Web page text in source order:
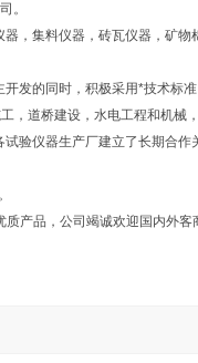
。
，集料仪器，砖瓦仪器，矿物
发的同时，积极采用*技术标
，道桥建设，水电工程和机械
验仪器生产厂建立了长期合作
产品，公司竭诚欢迎国内外客